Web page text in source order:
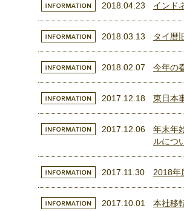
2018.04.23 インド
2018.03.13 タイ暦
2018.02.07 今年の
2017.12.18 東日本
2017.12.06
年末年
ルにつ
2017.11.30 2018年
2017.10.01 本社移